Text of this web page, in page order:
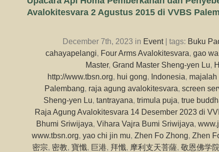
Avalokitesvara 2 Agustus 2015 di VVBS
December 7th, 2023 in Event| tags: Buku
cahayapelangi, Four Arms Avalokitesvara, gao
Master, Grand Master Sheng-yen Lu,
http://www.tbsn.org, hui gong, Indonesia, majalah
Palembang, raja agung avalokitesvara, screen
Sheng-yen Lu, tantrayana, trimula puja, true
Raja Agung Avalokitesvara 14 Desember 2023 di
Bhumi Sriwijaya, Vihara Vajra Bumi Sriwijaya,
www.tbsn.org, yao chi jin mu, Zhen Fo Zhong, Zhen
密宗, 密教, 寶懺, 巨港, 拜懺, 摩利支天菩薩, 敬恩佛学